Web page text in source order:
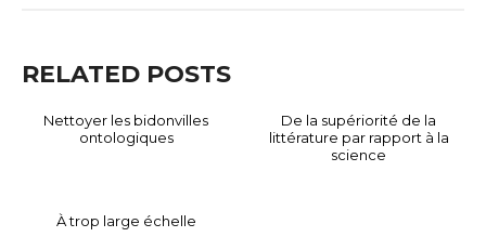
RELATED POSTS
Nettoyer les bidonvilles
ontologiques
De la supériorité de la
littérature par rapport à la
science
À trop large échelle